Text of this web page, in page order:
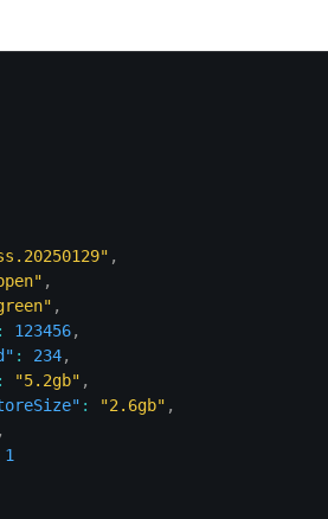
,
,
,
: 123456,
: 234,
: "5.2gb" ,
: "2.6gb" ,
1